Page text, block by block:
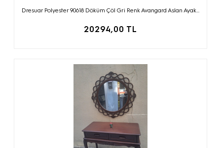
Dresuar Polyester 90618 Döküm Çöl Gri Renk Avangard Aslan Ayak...
20294,00 TL